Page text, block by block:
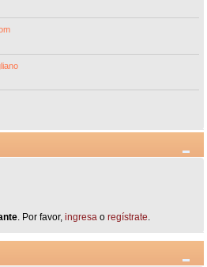
. Por favor, ingresao regístrate.